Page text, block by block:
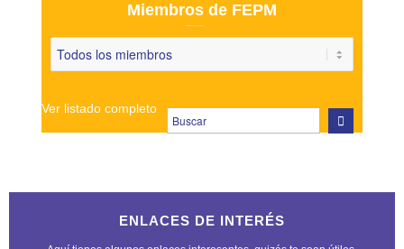
Miembros de FEPM
Ver listado completo
ENLACES DE INTERÉS